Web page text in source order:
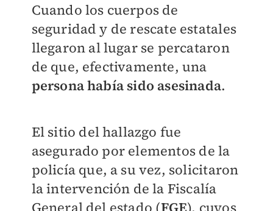
Cuando los cuerpos de
seguridad y de rescate estatales
llegaron al lugar se percataron
de que, efectivamente, una
persona había sido asesinada.
El sitio del hallazgo fue
asegurado por elementos de la
policía que, a su vez, solicitaron
la intervención de la Fiscalía